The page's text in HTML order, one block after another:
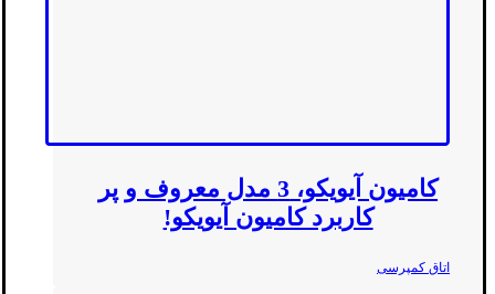
کامیون آیویکو، 3 مدل معروف و پر
کاربرد کامیون آیویکو!
اتاق کمپرسی